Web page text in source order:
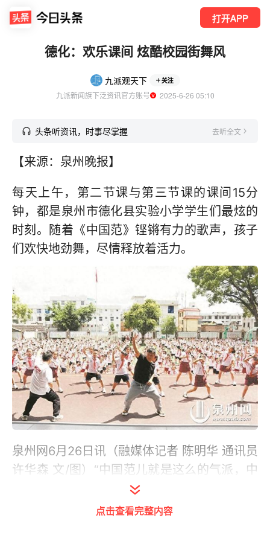
打开APP
德化：欢乐课间 炫酷校园街舞风
九派观天下 关注
九派新闻旗下泛资讯官方账号
  2025-6-26 05:10
头条听资讯，时事尽掌握 去听全文
【来源：泉州晚报】
每天上午，第二节课与第三节课的课间15分
钟，都是泉州市德化县实验小学学生们最炫的
时刻。随着《中国范》铿锵有力的歌声，孩子
们欢快地劲舞，尽情释放着活力。
泉州网6月26日讯（融媒体记者 陈明华 通讯员
许华森 文/图）“中国范儿就是这么的气派，中
国范儿就是这么的帅……”每天上午，第二节课
与第三节课的课间15分钟，都是泉州市德化县
点击查看完整内容